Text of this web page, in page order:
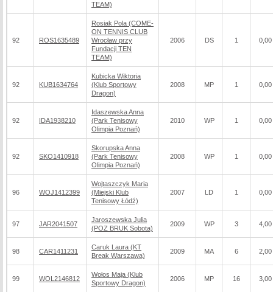
TEAM)
92 ROS1635489
Rosiak Pola (COME-
ON TENNIS CLUB
Wrocław przy
Fundacji TEN
TEAM)
2006 DS 1 0,00
92 KUB1634764
Kubicka Wiktoria
(Klub Sportowy
Dragon)
2008 MP 1 0,00
92 IDA1938210
Idaszewska Anna
(Park Tenisowy
Olimpia Poznań)
2010 WP 1 0,00
92 SKO1410918
Skorupska Anna
(Park Tenisowy
Olimpia Poznań)
2008 WP 1 0,00
96 WOJ1412399
Wojtaszczyk Maria
(Miejski Klub
Tenisowy Łódź)
2007 LD 1 0,00
97 JAR2041507
Jaroszewska Julia
(POZ BRUK Sobota)
2009 WP 3 4,00
98 CAR1411231
Caruk Laura (KT
Break Warszawa)
2009 MA 6 2,00
99 WOL2146812
Wołos Maja (Klub
Sportowy Dragon)
2006 MP 16 3,00